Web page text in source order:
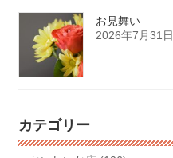
お見舞い
2026年7月31日
カテゴリー